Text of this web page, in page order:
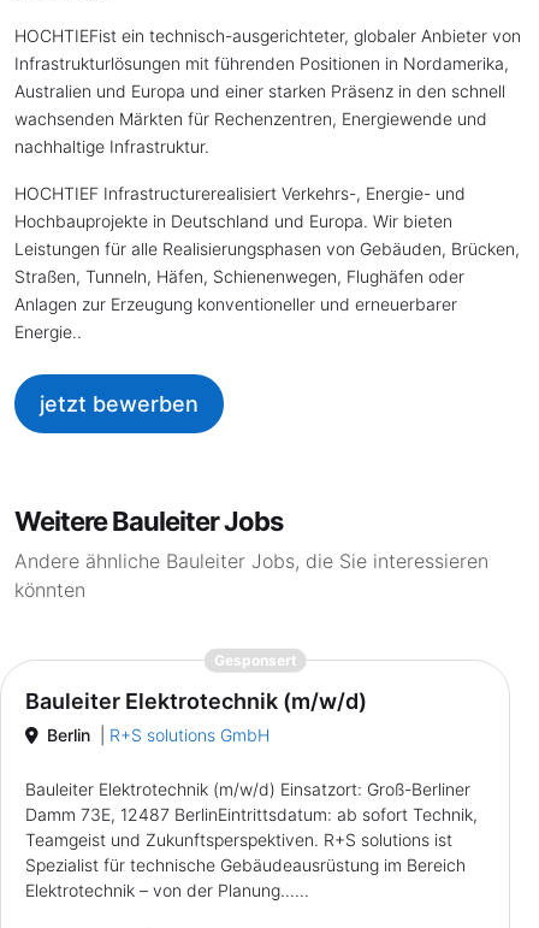
HOCHTIEFist ein technisch-ausgerichteter, globaler Anbieter von
Infrastrukturlösungen mit führenden Positionen in Nordamerika,
Australien und Europa und einer starken Präsenz in den schnell
wachsenden Märkten für Rechenzentren, Energiewende und
nachhaltige Infrastruktur.
HOCHTIEF Infrastructurerealisiert Verkehrs-, Energie- und
Hochbauprojekte in Deutschland und Europa. Wir bieten
Leistungen für alle Realisierungsphasen von Gebäuden, Brücken,
Straßen, Tunneln, Häfen, Schienenwegen, Flughäfen oder
Anlagen zur Erzeugung konventioneller und erneuerbarer
Energie..
jetzt bewerben
Weitere Bauleiter Jobs
Andere ähnliche Bauleiter Jobs, die Sie interessieren
könnten
Gesponsert{prompt.job}
Bauleiter Elektrotechnik (m/w/d)
Berlin R+S solutions GmbH
Bauleiter Elektrotechnik (m/w/d) Einsatzort: Groß-Berliner
Damm 73E, 12487 BerlinEintrittsdatum: ab sofort Technik,
Teamgeist und Zukunftsperspektiven. R+S solutions ist
Spezialist für technische Gebäudeausrüstung im Bereich
Elektrotechnik – von der Planung......